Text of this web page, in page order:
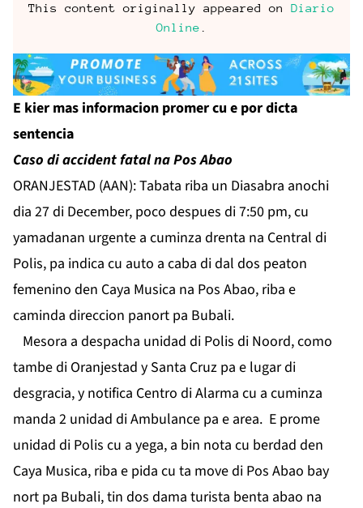
This content originally appeared on Diario
Online
E kier mas informacion promer cu e por dicta
sentencia
Caso di accident fatal na Pos Abao
ORANJESTAD (AAN): Tabata riba un Diasabra anochi
dia 27 di December, poco despues di 7:50 pm, cu
yamadanan urgente a cuminza drenta na Central di
Polis, pa indica cu auto a caba di dal dos peaton
femenino den Caya Musica na Pos Abao, riba e
caminda direccion panort pa Bubali.
Mesora a despacha unidad di Polis di Noord, como
tambe di Oranjestad y Santa Cruz pa e lugar di
desgracia, y notifica Centro di Alarma cu a cuminza
manda 2 unidad di Ambulance pa e area. E prome
unidad di Polis cu a yega, a bin nota cu berdad den
Caya Musica, riba e pida cu ta move di Pos Abao bay
nort pa Bubali, tin dos dama turista benta abao na